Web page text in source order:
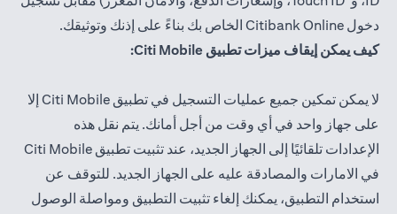
دخول Citibank Online الخاص بك بناءً على إذنك وتوثيقك.
كيف يمكن إيقاف ميزات تطبيق Citi Mobile:
لا يمكن تمكين جميع عمليات التسجيل في تطبيق Citi Mobile إلا
على جهاز واحد في أي وقت من أجل أمانك. يتم نقل هذه
الإعدادات تلقائيًا إلى الجهاز الجديد، عند تثبيت تطبيق Citi Mobile
في الامارات والمصادقة عليه على الجهاز الجديد. للتوقف عن
استخدام التطبيق، يمكنك إلغاء تثبيت التطبيق ومواصلة الوصول